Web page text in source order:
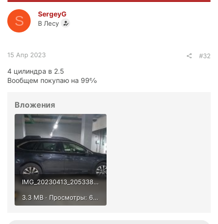
S SergeyG
В Лесу
15 Апр 2023 #32
4 цилиндра в 2.5
Вообщем покупаю на 99℅
Вложения
IMG_20230413_205338.jpg
3.3 MB · Просмотры: 694